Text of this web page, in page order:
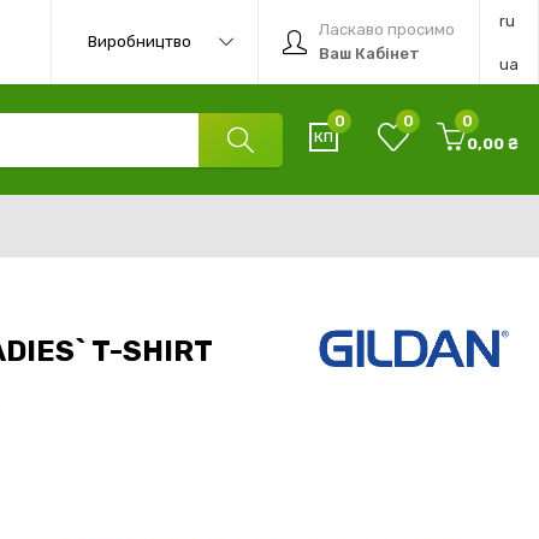
ru
ua
Ласкаво просимо
Ваш Кабінет
Виробництво
0 0
0
0,00 ₴
T-SHIRT